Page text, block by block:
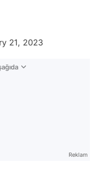
21, 2023
Reklam